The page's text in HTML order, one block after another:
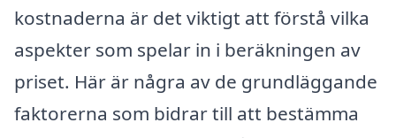
kostnaderna är det viktigt att förstå vilka
aspekter som spelar in i beräkningen av
priset. Här är några av de grundläggande
faktorerna som bidrar till att bestämma